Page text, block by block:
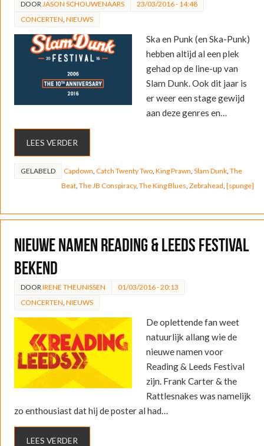
DOOR JASON SCHOUWENAARS
23/03/2016 - 14:48
CONCERTEN NIEUWS
Ska en Punk (en Ska-Punk)
hebben altijd al een plek
gehad op de line-up van
Slam Dunk. Ook dit jaar is
er weer een stage gewijd
aan deze genres en…
LEES VERDER
GELABELD Capdown Catch Twenty Two, King Prawn Slam Dunk, The
Beat, The JB Conspiracy, The King Blues Zebrahead [spunge]
Nieuwe namen Reading & Leeds Festival
bekend
DOOR IRENE THEUNISSEN
01/03/2016 - 20:13
CONCERTEN NIEUWS
De oplettende fan weet
natuurlijk allang wie de
nieuwe namen voor
Reading & Leeds Festival
zijn. Frank Carter & the
Rattlesnakes was namelijk
zo enthousiast dat hij de poster al had…
LEES VERDER